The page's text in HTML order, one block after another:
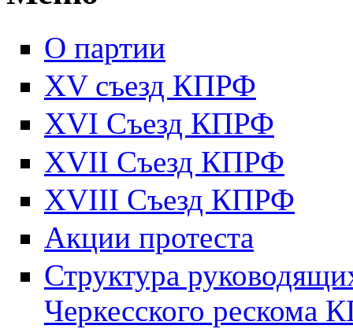
О партии
XV съезд КПРФ
XVI Съезд КПРФ
XVII Cъезд КПРФ
XVIII Cъезд КПРФ
Акции протеста
Структура
Черкесского рескома